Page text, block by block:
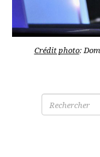
Crédit photo:
Recherche
pour: